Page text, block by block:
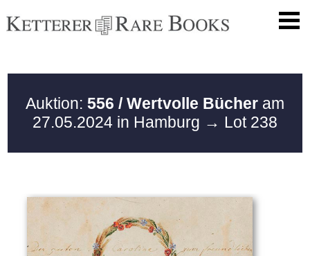
Auktion: 556 / Wertvolle Bücher am
27.05.2024 in Hamburg → Lot 238